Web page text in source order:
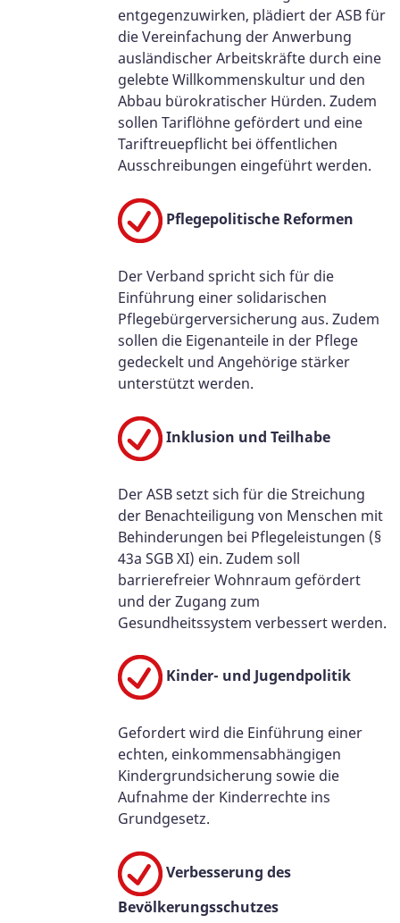
entgegenzuwirken, plädiert der ASB für
die Vereinfachung der Anwerbung
ausländischer Arbeitskräfte durch eine
gelebte Willkommenskultur und den
Abbau bürokratischer Hürden. Zudem
sollen Tariflöhne gefördert und eine
Tariftreuepflicht bei öffentlichen
Ausschreibungen eingeführt werden.
Pflegepolitische Reformen
Der Verband spricht sich für die
Einführung einer solidarischen
Pflegebürgerversicherung aus. Zudem
sollen die Eigenanteile in der Pflege
gedeckelt und Angehörige stärker
unterstützt werden.
Inklusion und Teilhabe
Der ASB setzt sich für die Streichung
der Benachteiligung von Menschen mit
Behinderungen bei Pflegeleistungen (§
43a SGB XI) ein. Zudem soll
barrierefreier Wohnraum gefördert
und der Zugang zum
Gesundheitssystem verbessert werden.
Kinder- und Jugendpolitik
Gefordert wird die Einführung einer
echten, einkommensabhängigen
Kindergrundsicherung sowie die
Aufnahme der Kinderrechte ins
Grundgesetz.
Verbesserung des
Bevölkerungsschutzes